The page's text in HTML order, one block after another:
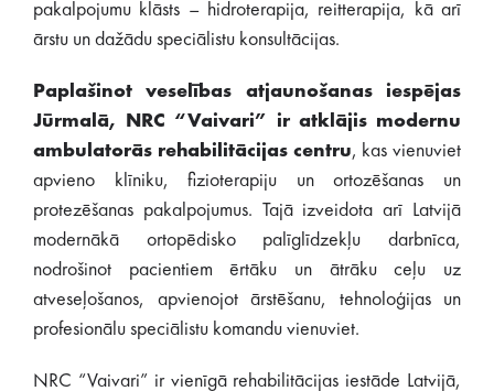
pakalpojumu klāsts – hidroterapija, reitterapija, kā arī
ārstu un dažādu speciālistu konsultācijas.
Paplašinot veselības atjaunošanas iespējas
Jūrmalā, NRC “Vaivari” ir atklājis modernu
ambulatorās rehabilitācijas centru, kas vienuviet
apvieno klīniku, fizioterapiju un ortozēšanas un
protezēšanas pakalpojumus. Tajā izveidota arī Latvijā
modernākā ortopēdisko palīglīdzekļu darbnīca,
nodrošinot pacientiem ērtāku un ātrāku ceļu uz
atveseļošanos, apvienojot ārstēšanu, tehnoloģijas un
profesionālu speciālistu komandu vienuviet.
NRC “Vaivari” ir vienīgā rehabilitācijas iestāde Latvijā,